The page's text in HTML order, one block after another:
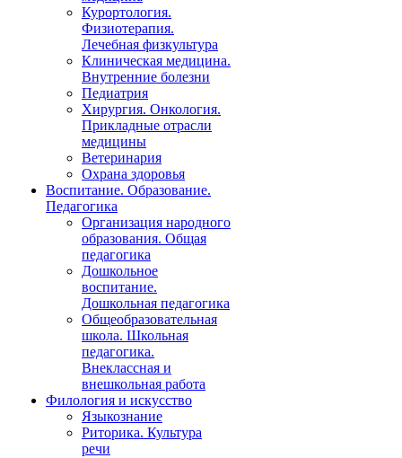
Курортология.
Физиотерапия.
Лечебная физкультура
Клиническая медицина.
Внутренние болезни
Педиатрия
Хирургия. Онкология.
Прикладные отрасли
медицины
Ветеринария
Охрана здоровья
Воспитание. Образование.
Педагогика
Организация народного
образования. Общая
педагогика
Дошкольное
воспитание.
Дошкольная педагогика
Общеобразовательная
школа. Школьная
педагогика.
Внеклассная и
внешкольная работа
Филология и искусство
Языкознание
Риторика. Культура
речи